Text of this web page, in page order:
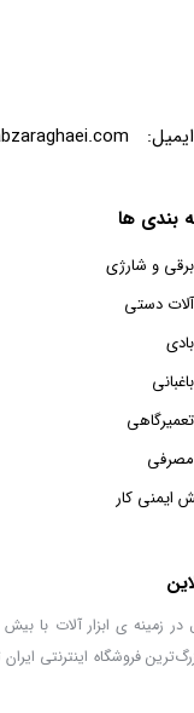
بندی ها
برقی و شارژی
آلات دستی
تعمیرگاهی
مصرفی
ایمنی کار
در زمینه ی ابزار آلات
فروشگاه اینترنتی
خطور می‌کند در اینجا پیدا